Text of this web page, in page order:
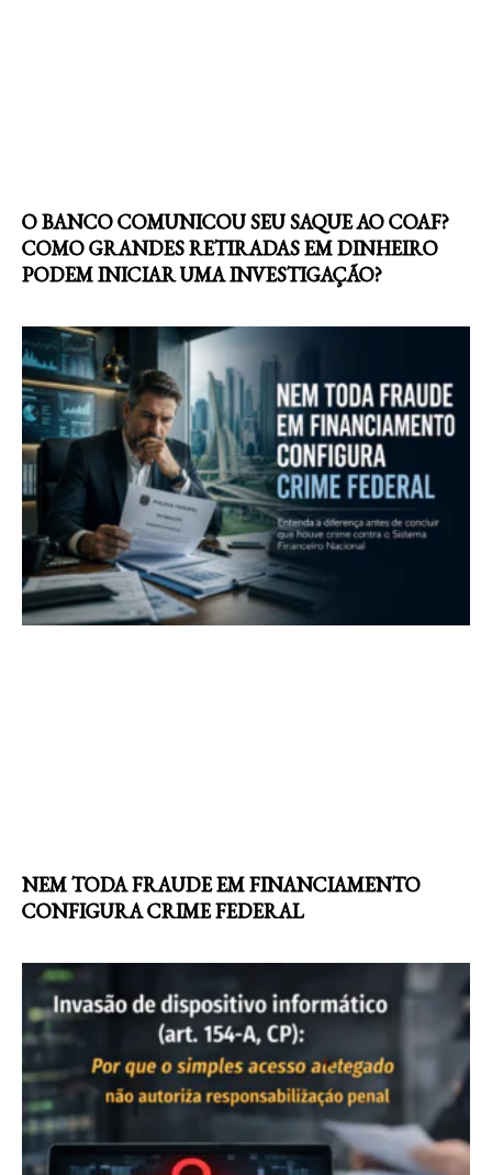
O BANCO COMUNICOU SEU SAQUE AO COAF?
COMO GRANDES RETIRADAS EM DINHEIRO
PODEM INICIAR UMA INVESTIGAÇÃO?
NEM TODA FRAUDE EM FINANCIAMENTO
CONFIGURA CRIME FEDERAL